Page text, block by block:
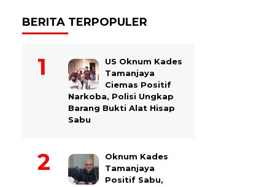
BERITA TERPOPULER
US Oknum Kades
Tamanjaya
Ciemas Positif
Narkoba, Polisi Ungkap
Barang Bukti Alat Hisap
Sabu
Oknum Kades
Tamanjaya
Positif Sabu,